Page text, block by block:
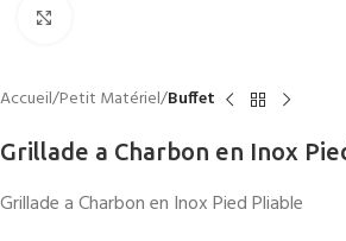
Accueil Petit Matériel Buffet
Grillade a Charbon en Inox
Grillade a Charbon en Inox Pied Pliable